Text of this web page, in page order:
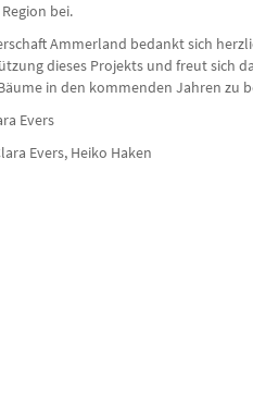
bei.
Ammerland bedankt sich
dieses Projekts und freut sich
in den kommenden Jahren zu
Evers
Evers, Heiko Haken